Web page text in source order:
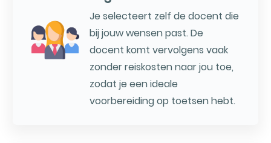
Je selecteert zelf de docent die
bij jouw wensen past. De
docent komt vervolgens vaak
zonder reiskosten naar jou toe,
zodat je een ideale
voorbereiding op toetsen hebt.